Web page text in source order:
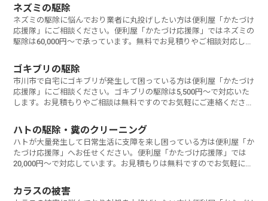
ネズミの駆除
ネズミの駆除に悩んでおり業者に丸投げしたい方は便利屋「かたづけ
応援隊」にご相談ください。便利屋「かたづけ応援隊」ではネズミの
駆除は60,000円～で承っています。無料でお見積りやご相談対応して
ゴキブリの駆除
市川市で自宅にゴキブリが発生して困っている方は便利屋「かたづけ
応援隊」にご相談ください。ゴキブリの駆除は5,500円～で対応いた
します。お見積もりやご相談は無料ですのでお気軽にご連絡くださ
ハトの駆除・糞のクリーニング
ハトが大量発生して日常生活に支障を来し困っている方は便利屋「か
たづけ応援隊」へお任せください。便利屋「かたづけ応援隊」では
20,000円～で対応しています。お見積もりは無料ですのでお気軽にご
カラスの被害